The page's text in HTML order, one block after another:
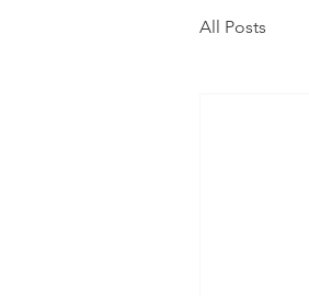
All Posts